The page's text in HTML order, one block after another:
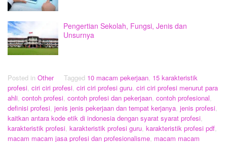
Pengertian Sekolah, Fungsi, Jenis dan
Unsurnya
Posted in Other Tagged 10 macam pekerjaan, 15 karakteristik
profesi, ciri ciri profesi, ciri ciri profesi guru, ciri ciri profesi menurut para
ahli, contoh profesi, contoh profesi dan pekerjaan, contoh profesional,
definisi profesi, jenis jenis pekerjaan dan tempat kerjanya, jenis profesi,
kaitkan antara kode etik di indonesia dengan syarat syarat profesi,
karakteristik profesi, karakteristik profesi guru, karakteristik profesi pdf,
macam macam jasa profesi dan profesionalisme, macam macam